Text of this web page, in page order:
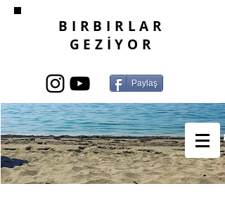
BIRBIRLAR
GEZİYOR
Paylaş